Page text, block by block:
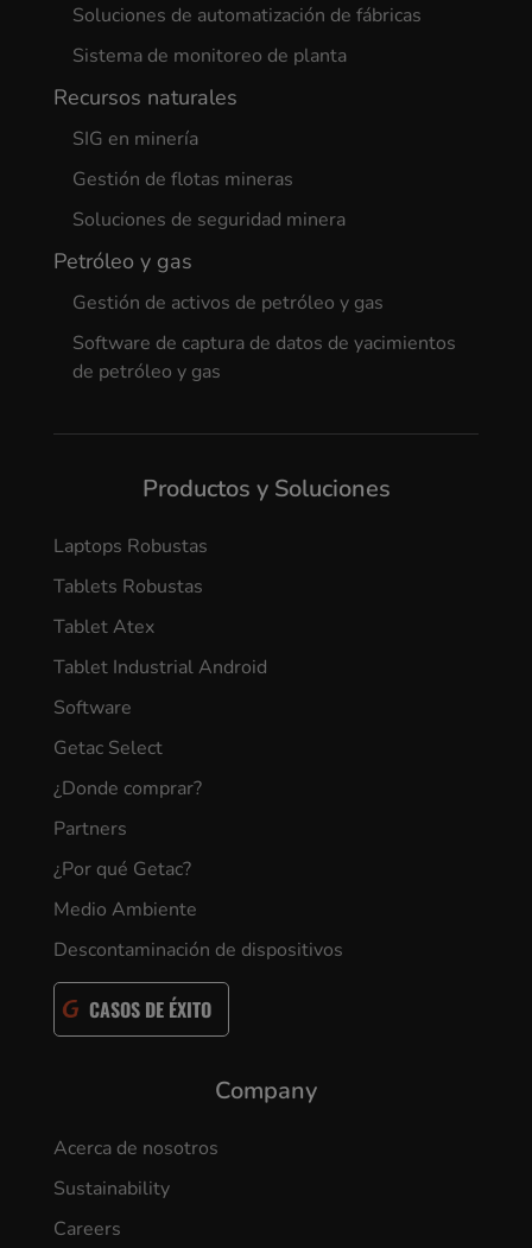
Soluciones de automatización de fábricas
Sistema de monitoreo de planta
Recursos naturales
SIG en minería
Gestión de flotas mineras
Soluciones de seguridad minera
Petróleo y gas
Gestión de activos de petróleo y gas
Software de captura de datos de yacimientos
de petróleo y gas
Productos y Soluciones
Laptops Robustas
Tablets Robustas
Tablet Atex
Tablet Industrial Android
Software
Getac Select
¿Donde comprar?
Partners
¿Por qué Getac?
Medio Ambiente
Descontaminación de dispositivos
CASOS DE ÉXITO
Company
Acerca de nosotros
Sustainability
Careers